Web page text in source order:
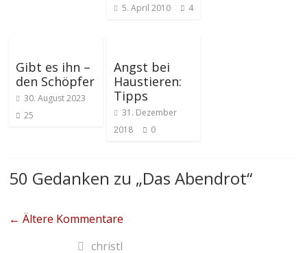
5. April 2010 4
Gibt es ihn –
den Schöpfer
30. August 2023
25
Angst bei
Haustieren:
Tipps
31. Dezember
2018
0
50 Gedanken zu „Das Abendrot“
← Ältere Kommentare
christl